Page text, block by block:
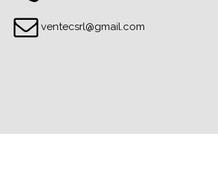
ventecsrl@gmail.com